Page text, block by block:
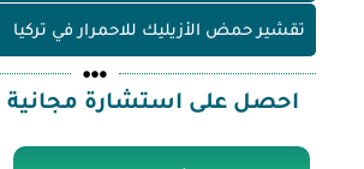
تقشير حمض الأزيليك للاحمرار في تركيا
احصل على استشارة مجانية